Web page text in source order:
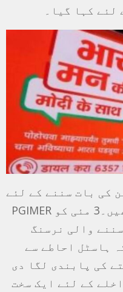
لئے کہا گیا۔
طالبات من کی بات سننے کے لئے
تھئیٹر میں موجود نہیں تھیں۔3 مئی کو PGIMER
والی نرسنگ
ہاسٹل احاطے سے
کی پابندی لگا دی
کے لئے ایک سخت